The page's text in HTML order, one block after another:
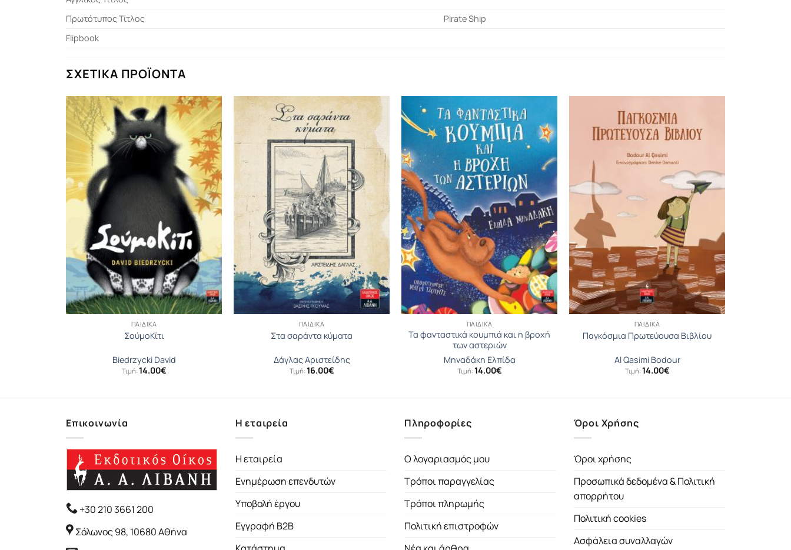
Πρωτότυπος Τίτλος
Pirate Ship
Flipbook
ΣΧΕΤΙΚΆ ΠΡΟΪΌΝΤΑ
ΠΑΙΔΙΚΆ
ΣούμοΚίτι
Biedrzycki David
Τιμή:14.00€
ΠΑΙΔΙΚΆ
Στα σαράντα κύματα
Δάγλας Αριστείδης
Τιμή:16.00€
ΠΑΙΔΙΚΆ
Τα φανταστικά κουμπιά και η βροχή
των αστεριών
Μηναδάκη Ελπίδα
Τιμή:14.00€
ΠΑΙΔΙΚΆ
Παγκόσµια Πρωτεύουσα Βιβλίου
Al Qasimi Bodour
Τιμή:14.00€
Επικοινωνία
+30 210 3661 200
Σόλωνος 98, 10680 Αθήνα
Η εταιρεία
Η εταιρεία
Ενημέρωση επενδυτών
Υποβολή έργου
Εγγραφή B2B
Πληροφορίες
Ο λογαριασμός μου
Τρόποι παραγγελίας
Τρόποι πληρωμής
Πολιτική επιστροφών
Όροι Χρήσης
Όροι χρήσης
Προσωπικά δεδομένα & Πολιτική
απορρήτου
Πολιτική cookies
Ασφάλεια συναλλαγών